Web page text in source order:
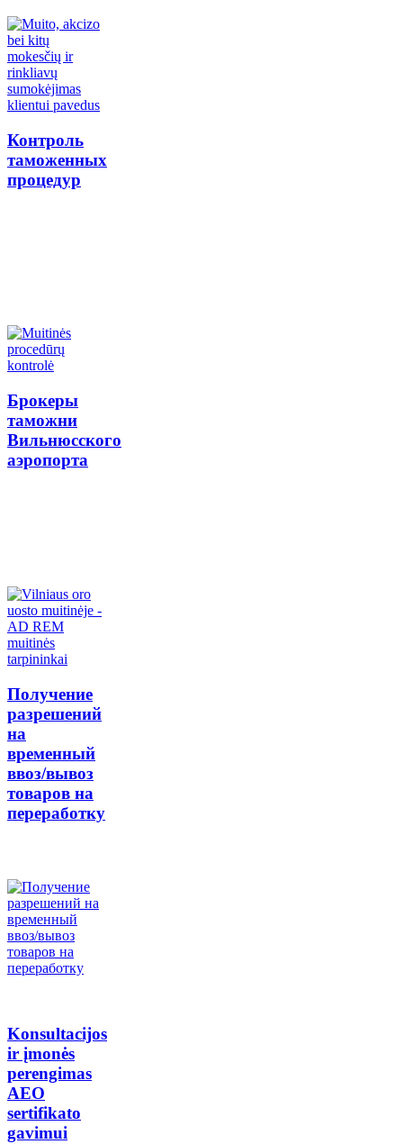
Контроль
таможенных
процедур
Брокеры
таможни
Вильнюсского
аэропорта
Получение
разрешений
на
временный
ввоз/вывоз
товаров на
переработку
Konsultacijos
ir įmonės
perengimas
AEO
sertifikato
gavimui